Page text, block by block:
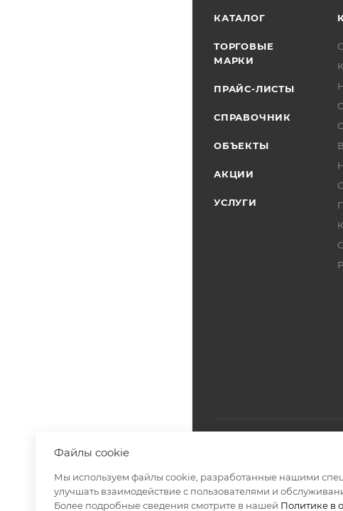
КАТАЛОГ
ТОРГОВЫЕ
МАРКИ
ПРАЙС-ЛИСТЫ
СПРАВОЧНИК
ОБЪЕКТЫ
АКЦИИ
УСЛУГИ
2026 © МОСФАСАД
Файлы cookie
Мы используем файлы cookie, разработанные нашими
улучшать взаимодействие с пользователями и
Более подробные сведения смотрите в нашей Политике в